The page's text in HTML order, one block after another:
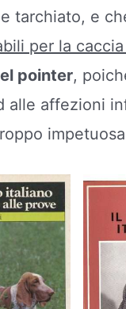
tarchiato, e
per la
pointer,
alle affezioni